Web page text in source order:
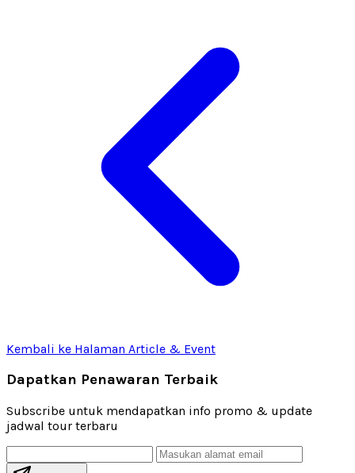
Kembali ke Halaman Article & Event
Dapatkan Penawaran Terbaik
Subscribe untuk mendapatkan info promo & update
jadwal tour terbaru